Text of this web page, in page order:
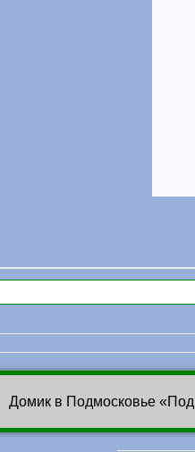
Домик в Подмосковье